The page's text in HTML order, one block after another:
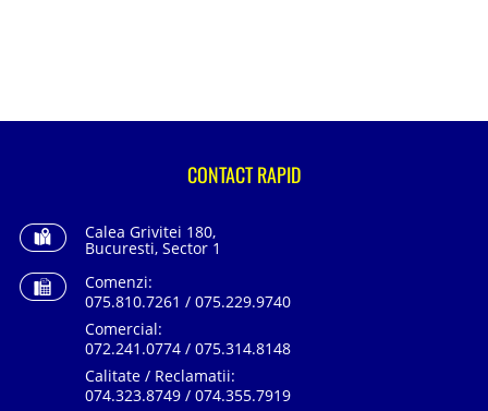
CONTACT RAPID
Calea Grivitei 180,
Bucuresti, Sector 1
Comenzi:
075.810.7261 / 075.229.9740
Comercial:
072.241.0774 / 075.314.8148
Calitate / Reclamatii:
074.323.8749 / 074.355.7919